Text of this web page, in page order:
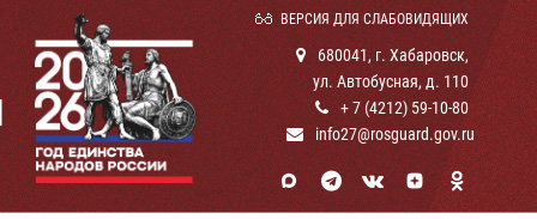
ВЕРСИЯ ДЛЯ СЛАБОВИДЯЩИХ
680041, г. Хабаровск,
ул. Автобусная, д. 110
+ 7 (4212) 59-10-80
info27@rosguard.gov.ru